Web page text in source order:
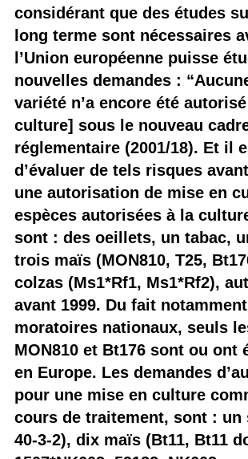
considérant que des études
long terme sont nécessaires
l’Union européenne puisse
nouvelles demandes :
variété n’a encore été
culture] sous le nouveau
réglementaire (2001/18). Et il
d’évaluer de tels risques
une autorisation de mise en
espèces autorisées à la
sont : des oeillets, un tabac,
trois maïs (MON810, T25,
colzas (Ms1*Rf1, Ms1*Rf2),
avant 1999. Du fait
moratoires nationaux, seuls
MON810 et Bt176 sont ou ont
en Europe. Les demandes
pour une mise en culture
cours de traitement, sont : un
40-3-2), dix maïs (Bt11, Bt11